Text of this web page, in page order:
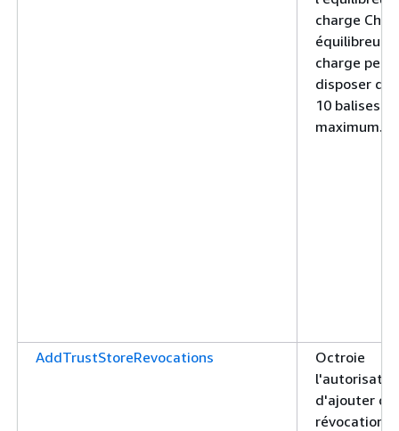
charge
équilibreur
charge peut
disposer de
10 balises au
maximum.
AddTrustStoreRevocations
Octroie
d'ajouter
révocations